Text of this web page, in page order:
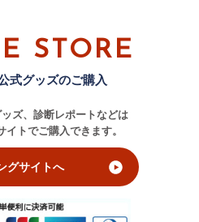
STORE
式グッズのご購入
ズ、診断レポートなどは
トでご購入できます。
グサイトへ